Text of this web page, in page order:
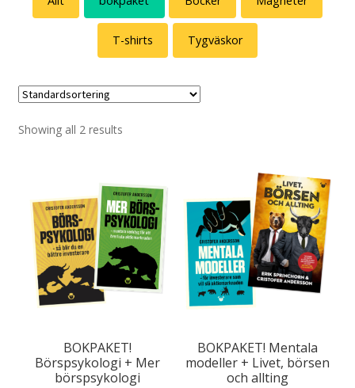
T-shirts Tygväskor
Showing all 2 results
BOKPAKET!
Börspsykologi + Mer
börspsykologi
BOKPAKET! Mentala
modeller + Livet, börsen
och allting